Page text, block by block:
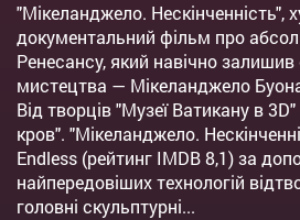
"Мікеланджело. Нескінченність",
документальний фільм про
Ренесансу, який навічно залишив
мистецтва — Мікеланджело
Від творців "Музеї Ватикану в
кров". "Мікеланджело.
Endless (рейтинг IMDB 8,1) за
найпередовіших технологій
головні скульптурні...